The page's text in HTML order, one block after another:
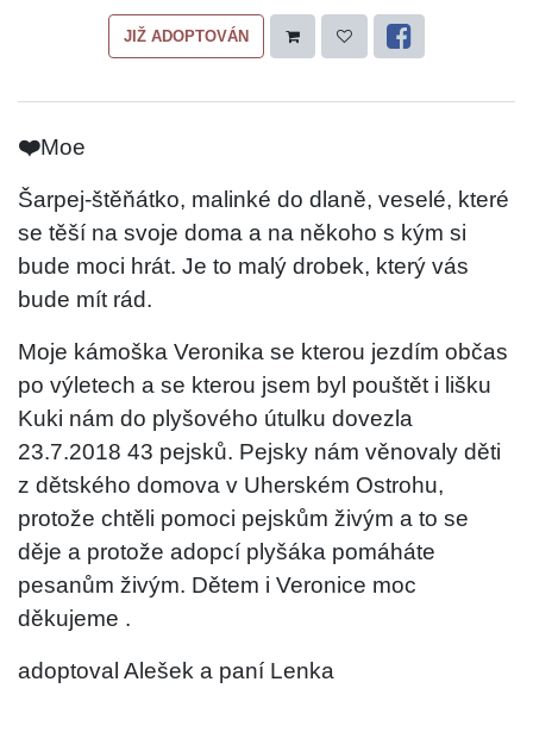
JIŽ ADOPTOVÁN
❤️Moe
Šarpej-štěňátko, malinké do dlaně, veselé, které
se těší na svoje doma a na někoho s kým si
bude moci hrát. Je to malý drobek, který vás
bude mít rád.
Moje kámoška Veronika se kterou jezdím občas
po výletech a se kterou jsem byl pouštět i lišku
Kuki nám do plyšového útulku dovezla
23.7.2018 43 pejsků. Pejsky nám věnovaly děti
z dětského domova v Uherském Ostrohu,
protože chtěli pomoci pejskům živým a to se
děje a protože adopcí plyšáka pomáháte
pesanům živým. Dětem i Veronice moc
děkujeme .
adoptoval Alešek a paní Lenka